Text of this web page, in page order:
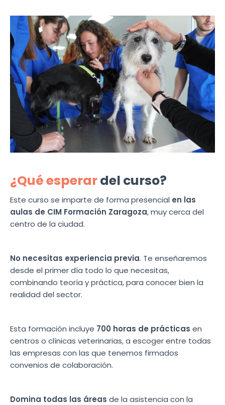
¿Qué esperardel curso?
Este curso se imparte de forma presencial en las
aulas de CIM Formación Zaragoza, muy cerca del
centro de la ciudad.
No necesitas experiencia previa. Te enseñaremos
desde el primer día todo lo que necesitas,
combinando teoría y práctica, para conocer bien la
realidad del sector.
Esta formación incluye 700 horas de prácticas en
centros o clínicas veterinarias, a escoger entre todas
las empresas con las que tenemos firmados
convenios de colaboración.
Domina todas las áreas de la asistencia con la